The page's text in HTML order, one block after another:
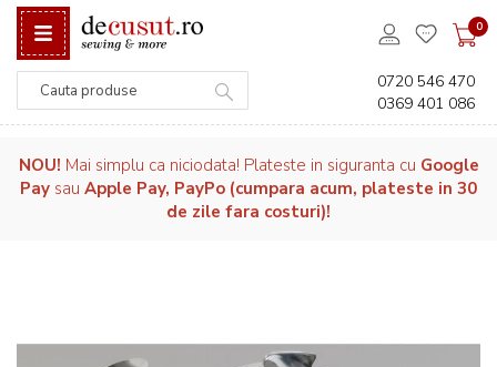
0
0720 546 470
0369 401 086
NOU! Mai simplu ca niciodata! Plateste in siguranta cu Google
Pay sau Apple Pay, PayPo (cumpara acum, plateste in 30
de zile fara costuri)!